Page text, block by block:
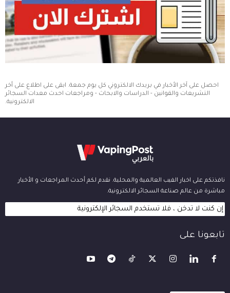
احصل على آخر الأخبار في بريدك الالكتروني كل يوم جمعة. ابقى على اطلاع على أخر
التشريعات والقوانين - الدراسات والابحاث - ومراجعات احدث معدات السجائر
الالكترونية.
نافذتكم على اخبار الفيب العالمية والمحلية. نقدم لكم أحدث المراجعات و الأخبار
مباشرة من عالم صناعة السجائر الالكترونية.
إن كنت لا تدخن ، فلا تستخدم السجائر الإلكترونية
تابعونا على